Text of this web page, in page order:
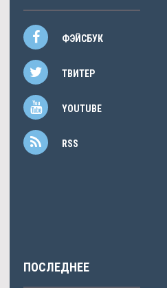
ФЭЙСБУК
ТВИТЕР
YOUTUBE
RSS
ПОСЛЕДНЕЕ